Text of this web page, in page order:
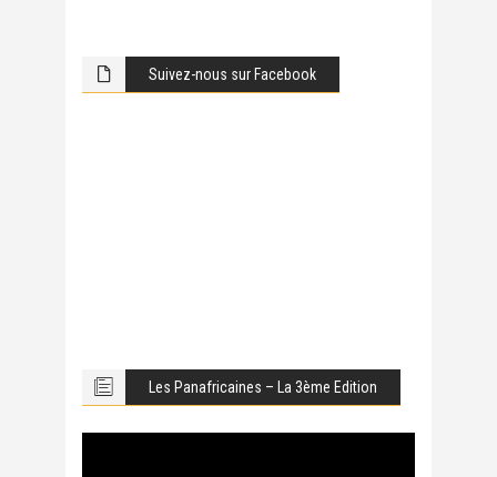
Suivez-nous sur Facebook
Les Panafricaines – La 3ème Edition